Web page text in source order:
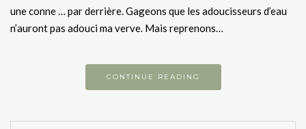
une conne … par derrière. Gageons que les adoucisseurs d’eau
n’auront pas adouci ma verve. Mais reprenons…
CONTINUE READING